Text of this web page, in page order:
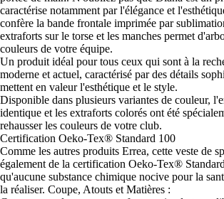
caractérise notamment par l'élégance et
confère la bande frontale imprimée par
extraforts sur le torse et les manches permet
couleurs de votre équipe.
Un produit idéal pour tous ceux qui sont à la
moderne et actuel, caractérisé par des détails
mettent en valeur l'esthétique et le style.
Disponible dans plusieurs variantes de couleur,
identique et les extraforts colorés ont été
rehausser les couleurs de votre club.
Certification Oeko-Tex® Standard 100
Comme les autres produits Errea, cette veste de
également de la certification Oeko-Tex®
qu'aucune substance chimique nocive pour la
la réaliser. Coupe, Atouts et Matières :